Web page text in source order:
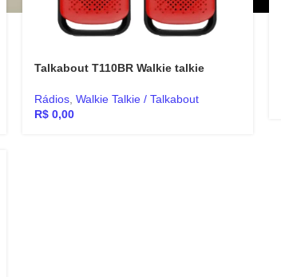
Talkabout T110BR Walkie talkie
Rádios, Walkie Talkie / Talkabout
R$0,00